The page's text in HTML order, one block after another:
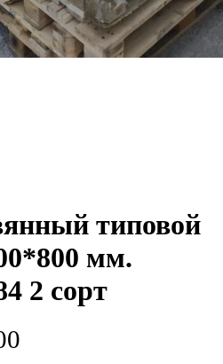
типовой
мм.
2 сорт